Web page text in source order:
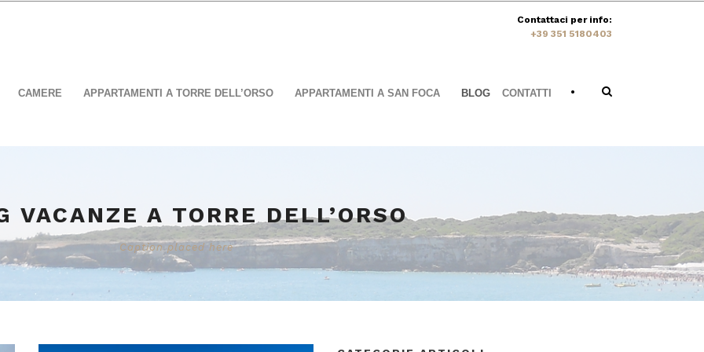
Contattaci per info:
+39 351 5180403
CAMERE APPARTAMENTI A TORRE DELL’ORSO APPARTAMENTI A SAN FOCA BLOG CONTATTI •
VACANZE A TORRE DELL’ORSO
Caption placed here